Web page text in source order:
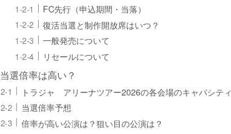
FC先行（申込期間・当落）
復活当選と制作開放席はいつ？
一般発売について
リセールについて
当選倍率は高い？
トラジャ アリーナツアー2026の各会場のキャパシティ
当選倍率予想
倍率が高い公演は？狙い目の公演は？